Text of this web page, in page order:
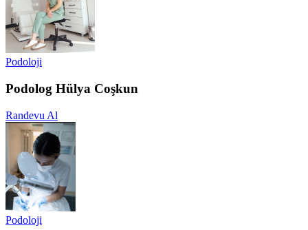
Podoloji
Podolog Hülya Coşkun
Randevu Al
Podoloji